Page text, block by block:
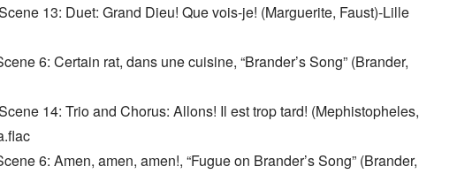
13: Duet: Grand Dieu! Que vois-je! (Marguerite, Faust)-Lille
6: Certain rat, dans une cuisine, “Brander’s Song” (Brander,
14: Trio and Chorus: Allons! Il est trop tard! (Mephistopheles,
6: Amen, amen, amen!, “Fugue on Brander’s Song” (Brander,